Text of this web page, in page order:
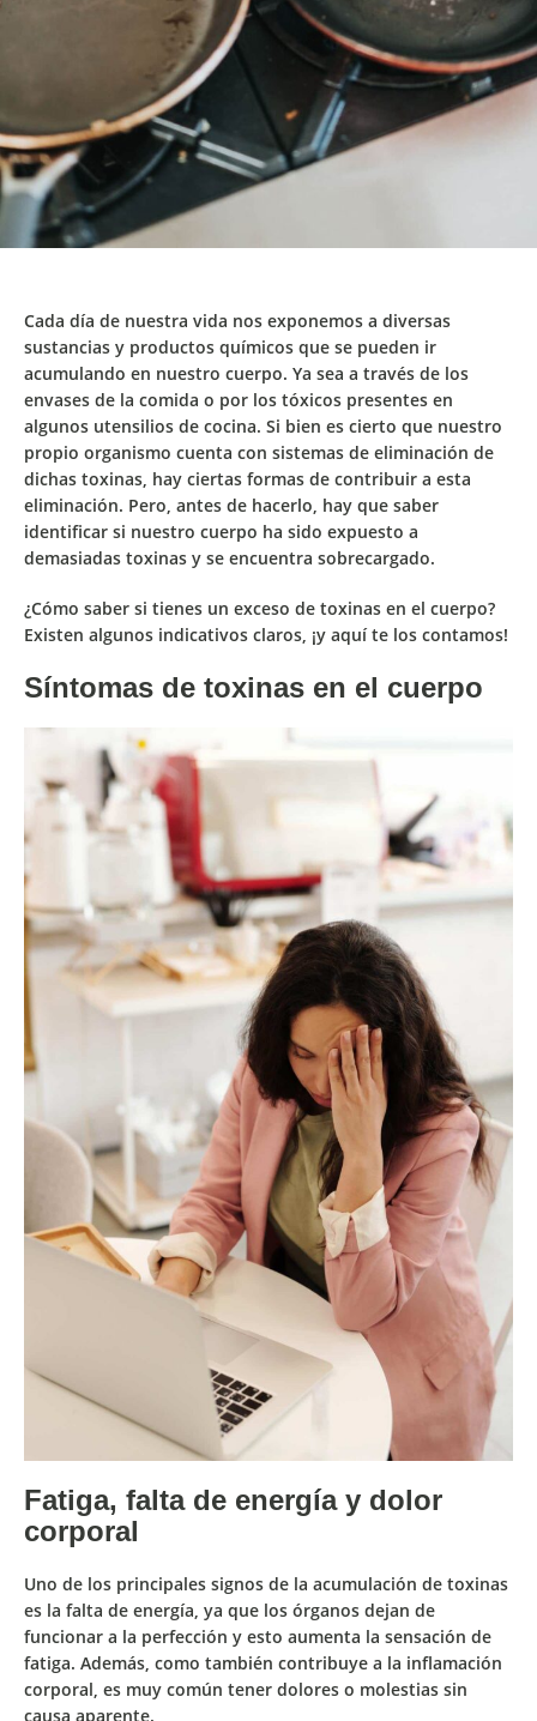
Cada día de nuestra vida nos exponemos a diversas
sustancias y productos químicos que se pueden ir
acumulando en nuestro cuerpo. Ya sea a través de los
envases de la comida o por los tóxicos presentes en
algunos utensilios de cocina. Si bien es cierto que nuestro
propio organismo cuenta con sistemas de eliminación de
dichas toxinas, hay ciertas formas de contribuir a esta
eliminación. Pero, antes de hacerlo, hay que saber
identificar si nuestro cuerpo ha sido expuesto a
demasiadas toxinas y se encuentra sobrecargado.
¿Cómo saber si tienes un exceso de toxinas en el cuerpo?
Existen algunos indicativos claros, ¡y aquí te los contamos!
Síntomas de toxinas en el cuerpo
Fatiga, falta de energía y dolor
corporal
Uno de los principales signos de la acumulación de toxinas
es la falta de energía, ya que los órganos dejan de
funcionar a la perfección y esto aumenta la sensación de
fatiga. Además, como también contribuye a la inflamación
corporal, es muy común tener dolores o molestias sin
causa aparente.